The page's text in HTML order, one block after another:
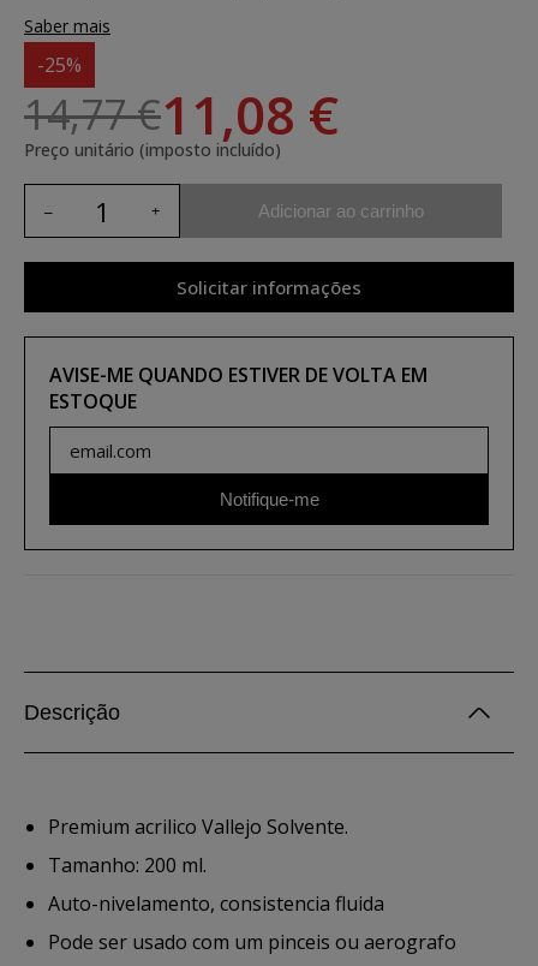
Saber mais
-25%
14,77 €11,08 €
Preço unitário (imposto incluído)
Adicionar ao carrinho
Solicitar informações
AVISE-ME QUANDO ESTIVER DE VOLTA EM
ESTOQUE
Notifique-me
Descrição
Premium acrilico Vallejo Solvente.
Tamanho: 200 ml.
Auto-nivelamento, consistencia fluida
Pode ser usado com um pinceis ou aerografo